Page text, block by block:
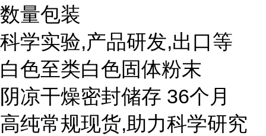
数量包装
科学实验,产品研发,出口等
白色至类白色固体粉末
阴凉干燥密封储存 36个月
高纯常规现货,助力科学研究